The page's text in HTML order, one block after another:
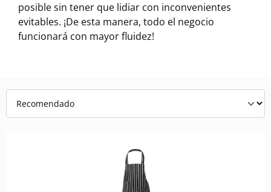
posible sin tener que lidiar con inconvenientes
evitables. ¡De esta manera, todo el negocio
funcionará con mayor fluidez!